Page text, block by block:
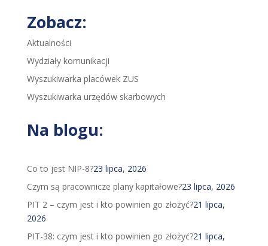
Zobacz:
Aktualności
Wydziały komunikacji
Wyszukiwarka placówek ZUS
Wyszukiwarka urzędów skarbowych
Na blogu:
Co to jest NIP-8?23 lipca, 2026
Czym są pracownicze plany kapitałowe?23 lipca, 2026
PIT 2 – czym jest i kto powinien go złożyć?21 lipca,
2026
PIT-38: czym jest i kto powinien go złożyć?21 lipca,